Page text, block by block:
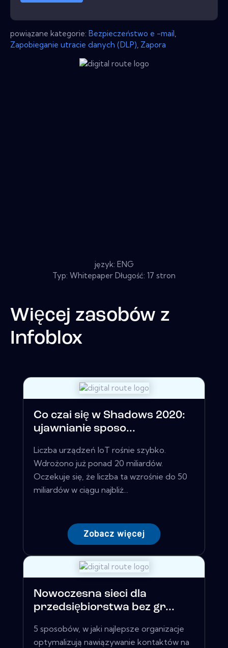
powiązane kategorie: Bezpieczeństwo e -mail
Zapobieganie utracie danych (DLP) Zapora
język: ENG
Typ: Whitepaper Długość: 17 stron
Więcej zasobów z
Infoblox
Co czai się w Shadows 2020:
ujawnianie sposo...
Liczba urządzeń IoT rośnie szybko.
Wdrożono już ponad 20 miliardów.
Oczekuje się, że liczba ta wzrośnie do 50
miliardów w ciągu najbliż...
Zobacz więcej
Nowoczesna sieci dla
przedsiębiorstwa bez gr...
5 sposobów, w jaki najlepsze organizacje
optymalizują nawiązywanie kontaktów na